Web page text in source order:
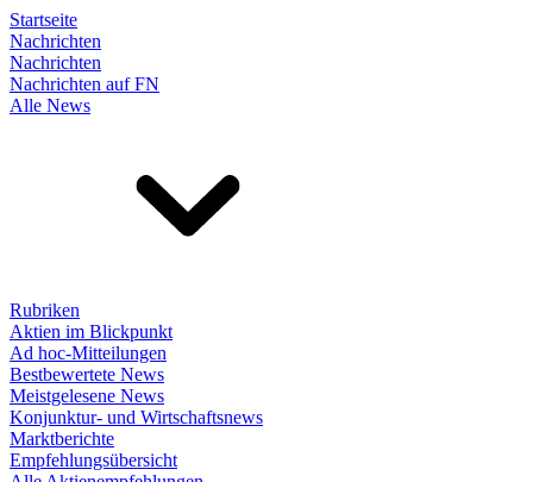
Startseite
Nachrichten
Nachrichten
Nachrichten auf FN
Alle News
Rubriken
Aktien im Blickpunkt
Ad hoc-Mitteilungen
Bestbewertete News
Meistgelesene News
Konjunktur- und Wirtschaftsnews
Marktberichte
Empfehlungsübersicht